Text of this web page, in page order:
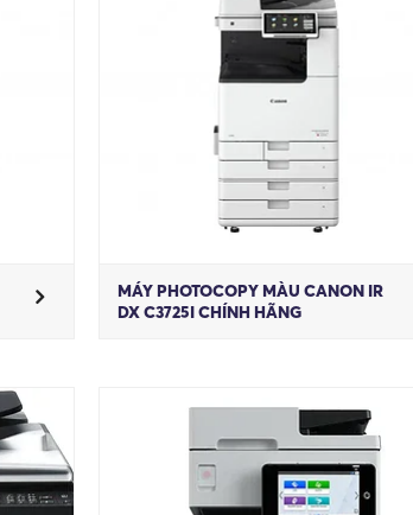
MÁY PHOTOCOPY MÀU CANON IR
DX C3725I CHÍNH HÃNG